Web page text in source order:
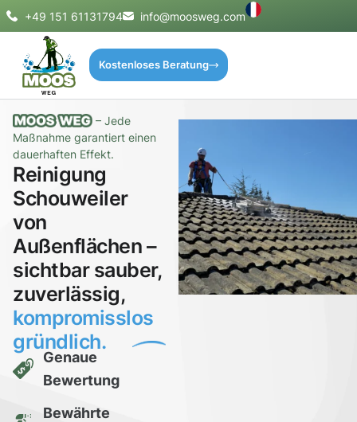
+49 151 61131794 info@moosweg.com
Kostenloses Beratung
– Jede
Maßnahme garantiert einen
dauerhaften Effekt.
Reinigung
Schouweiler
von
Außenflächen –
sichtbar sauber,
zuverlässig,
kompromisslos
gründlich.
Genaue
Bewertung
Bewährte